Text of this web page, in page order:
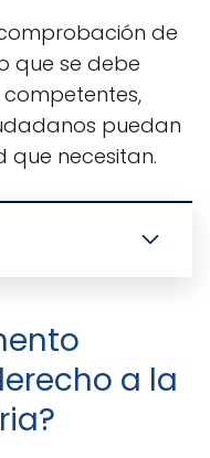
de
que se debe
puedan
que necesitan.
a la